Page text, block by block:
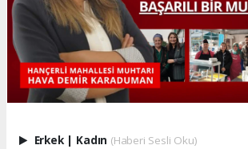
Erkek | Kadın (Haberi Sesli Oku)